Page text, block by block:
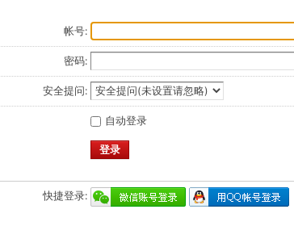
帐号:
密码:
安全提问:
自动登录
登录
快捷登录: